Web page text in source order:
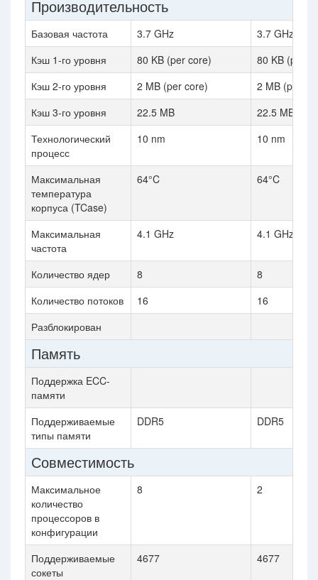
Производительность
Базовая частота 3.7 GHz
3.7 GHz
Кэш 1-го уровня
80 KB (per core)
80 KB (per
Кэш 2-го уровня
2 MB (per core)
2 MB (per
Кэш 3-го уровня
22.5 MB
22.5 MB
Технологический
процесс
10 nm 10 nm
Максимальная
температура
корпуса (TCase)
64°C 64°C
Максимальная
частота
4.1 GHz 4.1 GHz
Количество ядер 8
8
Количество потоков
16
16
Разблокирован
Память
Поддержка ECC-
памяти
Поддерживаемые
типы памяти
DDR5 DDR5
Совместимость
Максимальное
количество
процессоров в
конфигурации
8 2
Поддерживаемые
сокеты
4677 4677